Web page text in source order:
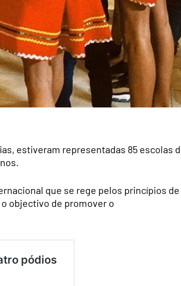
estiveram representadas 85 escolas
que se rege pelos princípios de
objectivo de promover o